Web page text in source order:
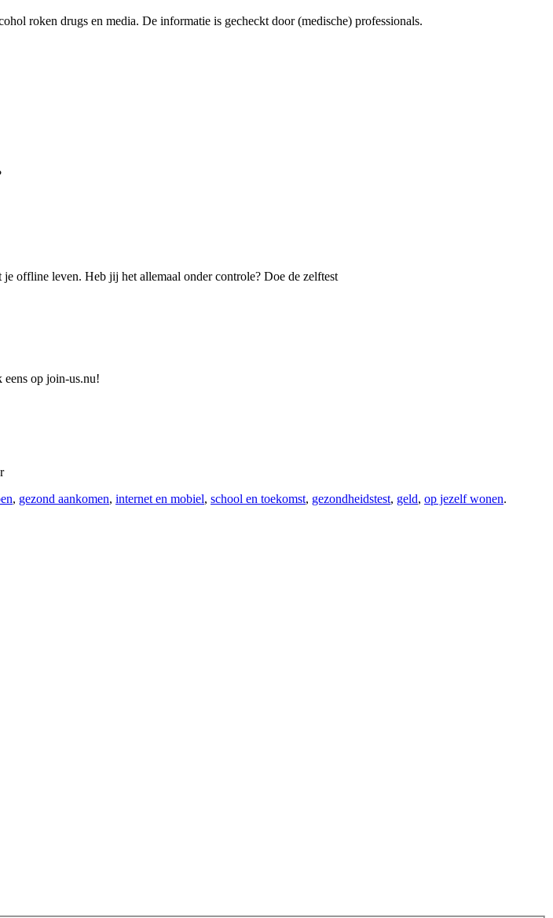
roken drugs en media. De informatie is gecheckt door (medische) professionals.
offline leven. Heb jij het allemaal onder controle? Doe de zelftest
eens op join-us.nu!
, gezond aankomen, internet en mobiel, school en toekomst, gezondheidstest, geld, op jezelf wonen.